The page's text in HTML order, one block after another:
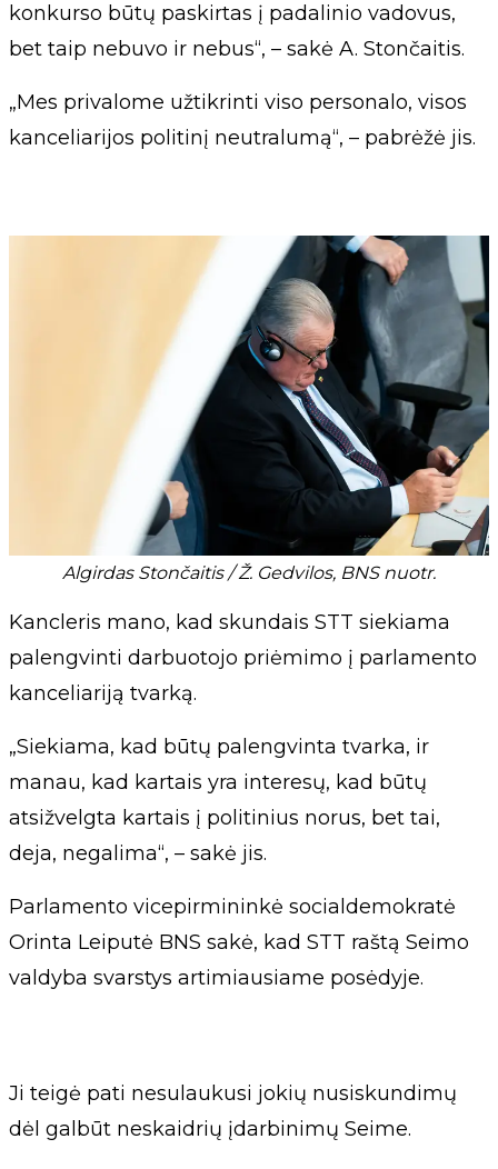
konkurso būtų paskirtas į padalinio vadovus,
bet taip nebuvo ir nebus“, – sakė A. Stončaitis.
„Mes privalome užtikrinti viso personalo, visos
kanceliarijos politinį neutralumą“, – pabrėžė jis.
Algirdas Stončaitis / Ž. Gedvilos, BNS nuotr.
Kancleris mano, kad skundais STT siekiama
palengvinti darbuotojo priėmimo į parlamento
kanceliariją tvarką.
„Siekiama, kad būtų palengvinta tvarka, ir
manau, kad kartais yra interesų, kad būtų
atsižvelgta kartais į politinius norus, bet tai,
deja, negalima“, – sakė jis.
Parlamento vicepirmininkė socialdemokratė
Orinta Leiputė BNS sakė, kad STT raštą Seimo
valdyba svarstys artimiausiame posėdyje.
Ji teigė pati nesulaukusi jokių nusiskundimų
dėl galbūt neskaidrių įdarbinimų Seime.